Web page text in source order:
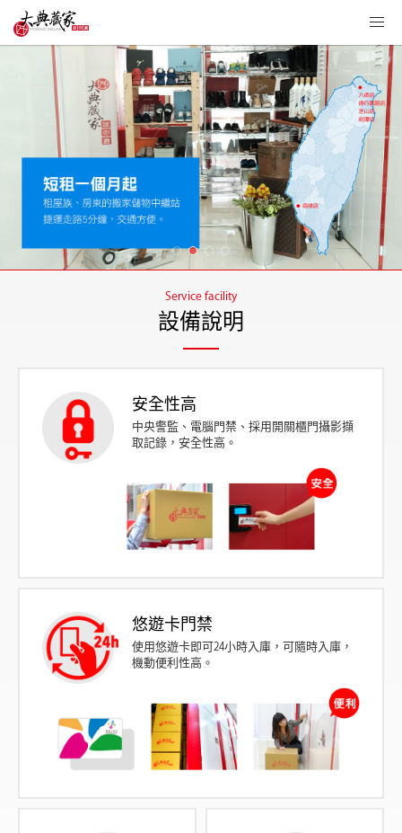
Service facility
設備說明
安全性高
中央警監、電腦門禁、採用開關櫃門攝影擷
取記錄，安全性高。
悠遊卡門禁
使用悠遊卡即可24小時入庫，可隨時入庫，
機動便利性高。